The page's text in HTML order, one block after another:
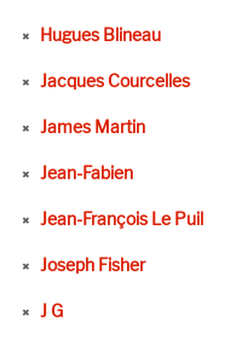
Hugues Blineau
Jacques Courcelles
James Martin
Jean-Fabien
Jean-François Le Puil
Joseph Fisher
J G